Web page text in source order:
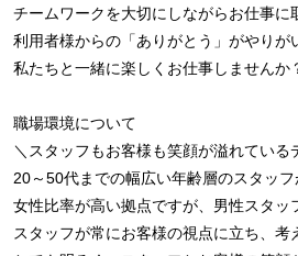
チームワークを大切にしながらお仕事に
利用者様からの「ありがとう」がやりが
私たちと一緒に楽しくお仕事しませんか
職場環境について
＼スタッフもお客様も笑顔が溢れている
20～50代までの幅広い年齢層のスタッフ
女性比率が高い拠点ですが、男性スタッ
スタッフが常にお客様の視点に立ち、考